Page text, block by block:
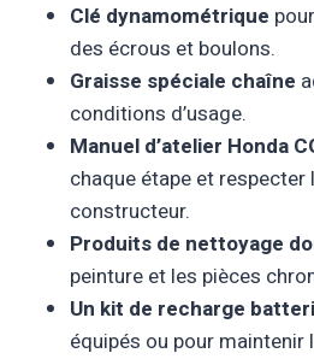
Clé dynamométrique
des écrous et boulons.
Graisse spéciale chaîne
conditions d’usage.
Manuel d’atelier Honda
chaque étape et
constructeur.
Produits de nettoyage
peinture et les pièces
Un kit de recharge
équipés ou pour maintenir